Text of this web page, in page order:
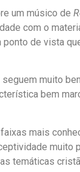
um músico de
com o
ponto de vista
muito
bem
mais
muito
temáticas